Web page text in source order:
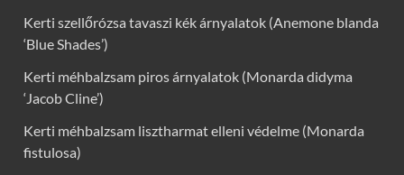
Kerti szellőrózsa tavaszi kék árnyalatok (Anemone blanda
‘Blue Shades’)
Kerti méhbalzsam piros árnyalatok (Monarda didyma
‘Jacob Cline’)
Kerti méhbalzsam lisztharmat elleni védelme (Monarda
fistulosa)